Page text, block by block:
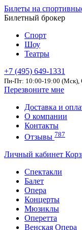
Билеты на
Билетный брокер
Спорт
Шоу
Театры
+7 (495) 649-1331
Пн-Пт: 10:00-19:00 (Мск),
Перезвоните мне
Доставка и
О компании
Контакты
Отзывы 787
Личный кабинет
Спектакли
Балет
Опера
Концерты
Мюзиклы
Оперетта
Венская Опера